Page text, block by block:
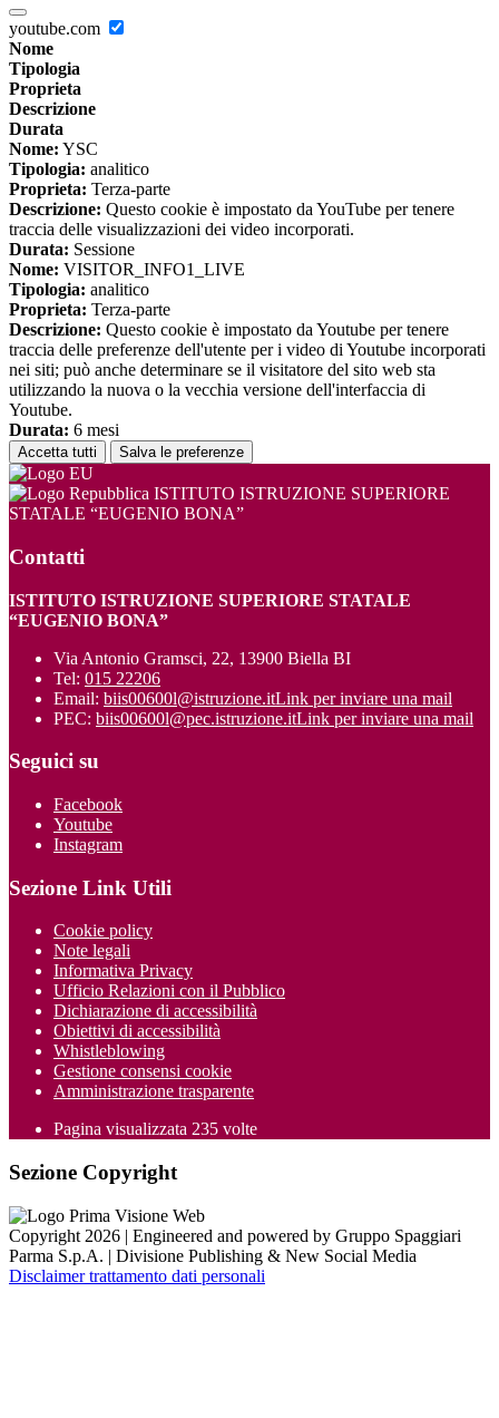
youtube.com
Nome
Tipologia
Proprieta
Descrizione
Durata
Nome: YSC
Tipologia: analitico
Proprieta: Terza-parte
Descrizione: Questo cookie è impostato da YouTube per tenere
traccia delle visualizzazioni dei video incorporati.
Durata: Sessione
Nome: VISITOR_INFO1_LIVE
Tipologia: analitico
Proprieta: Terza-parte
Descrizione: Questo cookie è impostato da Youtube per tenere
traccia delle preferenze dell'utente per i video di Youtube incorporati
nei siti; può anche determinare se il visitatore del sito web sta
utilizzando la nuova o la vecchia versione dell'interfaccia di
Youtube.
Durata: 6 mesi
Accetta tutti Salva le preferenze
ISTITUTO ISTRUZIONE SUPERIORE
STATALE “EUGENIO BONA”
Contatti
ISTITUTO ISTRUZIONE SUPERIORE STATALE
“EUGENIO BONA”
Via Antonio Gramsci, 22, 13900 Biella BI
Tel: 015 22206
Email: biis00600l@istruzione.itLink per inviare una mail
PEC: biis00600l@pec.istruzione.itLink per inviare una mail
Seguici su
Facebook
Youtube
Instagram
Sezione Link Utili
Cookie policy
Note legali
Informativa Privacy
Ufficio Relazioni con il Pubblico
Dichiarazione di accessibilità
Obiettivi di accessibilità
Whistleblowing
Gestione consensi cookie
Amministrazione trasparente
Pagina visualizzata 235 volte
Sezione Copyright
Copyright 2026 | Engineered and powered by Gruppo Spaggiari
Parma S.p.A. | Divisione Publishing & New Social Media
Disclaimer trattamento dati personali